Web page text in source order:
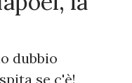
dubbio
se c'è!